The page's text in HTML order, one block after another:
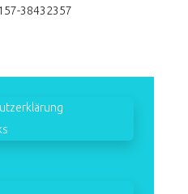
38432357